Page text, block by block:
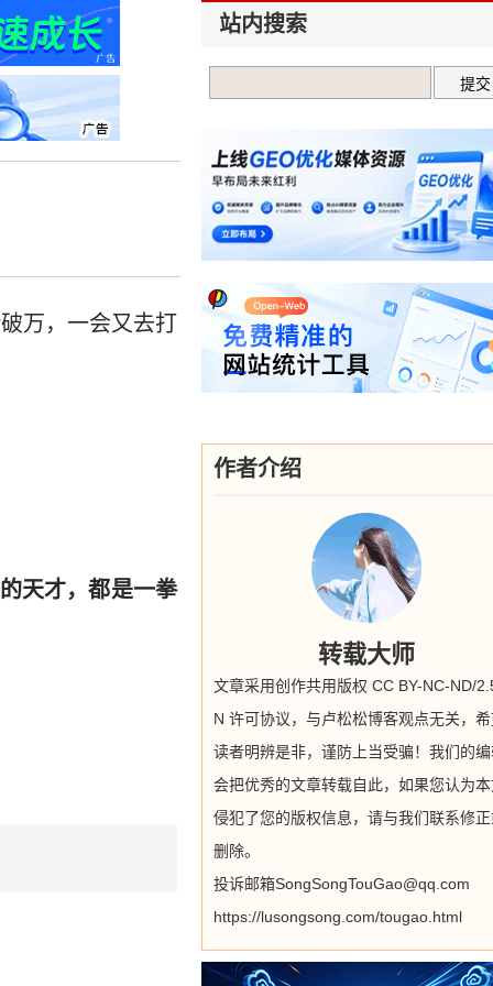
万，一会又去打
天才，都是一拳
站内搜索
作者介绍
转载大师
文章采用创作共用版权 CC BY-NC-ND/
N 许可协议，与卢松松博客观点无关，
读者明辨是非，谨防上当受骗！我们的
会把优秀的文章转载自此，如果您认为
侵犯了您的版权信息，请与我们联系修
删除。
投诉邮箱SongSongTouGao@qq.com
https://lusongsong.com/tougao.html